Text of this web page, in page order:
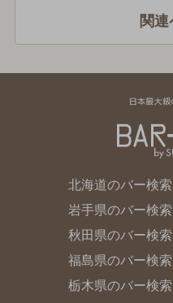
関
北海道のバー検索
岩手県のバー検索
秋田県のバー検索
福島県のバー検索
栃木県のバー検索